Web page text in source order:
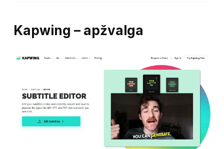
Kapwing – apžvalga